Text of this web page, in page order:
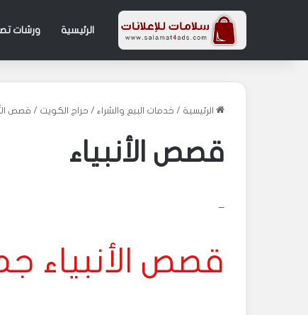
الرئيسية ورشات
الرئيسية / خدمات البيع والشراء / حراج الكويت / قصص
قصص الأنبياء
–
قصص الأنبياء